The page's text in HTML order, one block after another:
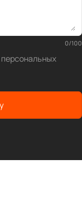
0/100
персональных